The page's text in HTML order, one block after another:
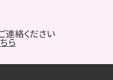
連絡ください
ら